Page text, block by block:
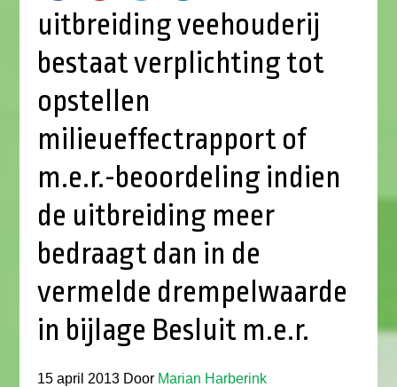
uitbreiding veehouderij
bestaat verplichting tot
opstellen
milieueffectrapport of
m.e.r.-beoordeling indien
de uitbreiding meer
bedraagt dan in de
vermelde drempelwaarde
in bijlage Besluit m.e.r.
15 april 2013 Door Marian Harberink